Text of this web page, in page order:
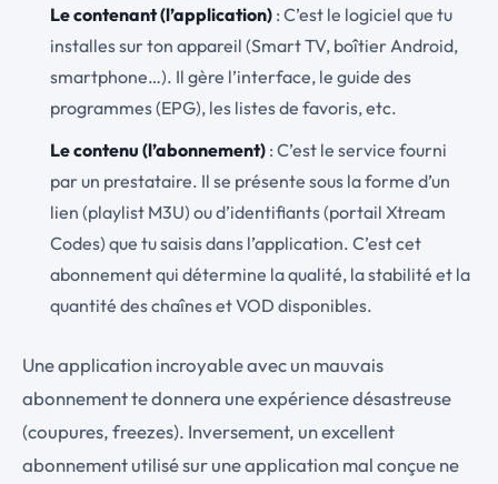
Le contenant (l’application) : C’est le logiciel que tu
installes sur ton appareil (Smart TV, boîtier Android,
smartphone…). Il gère l’interface, le guide des
programmes (EPG), les listes de favoris, etc.
Le contenu (l’abonnement) : C’est le service fourni
par un prestataire. Il se présente sous la forme d’un
lien (playlist M3U) ou d’identifiants (portail Xtream
Codes) que tu saisis dans l’application. C’est cet
abonnement qui détermine la qualité, la stabilité et la
quantité des chaînes et VOD disponibles.
Une application incroyable avec un mauvais
abonnement te donnera une expérience désastreuse
(coupures, freezes). Inversement, un excellent
abonnement utilisé sur une application mal conçue ne